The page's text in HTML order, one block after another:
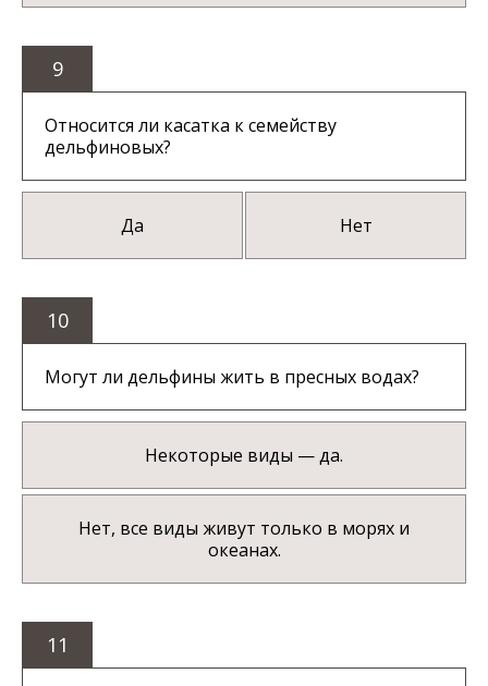
9
Относится ли касатка к семейству
дельфиновых?
Да Нет
10
Могут ли дельфины жить в пресных водах?
Некоторые виды — да.
Нет, все виды живут только в морях и
океанах.
11